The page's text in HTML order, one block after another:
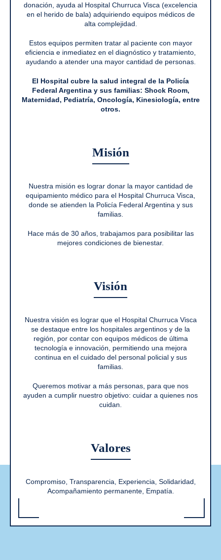
donación, ayuda al Hospital Churruca Visca (excelencia
en el herido de bala) adquiriendo equipos médicos de
alta complejidad.
Estos equipos permiten tratar al paciente con mayor
eficiencia e inmediatez en el diagnóstico y tratamiento,
ayudando a atender una mayor cantidad de personas.
El Hospital cubre la salud integral de la Policía
Federal Argentina y sus familias: Shock Room,
Maternidad, Pediatría, Oncología, Kinesiología, entre
otros.
Misión
Nuestra misión es lograr donar la mayor cantidad de
equipamiento médico para el Hospital Churruca Visca,
donde se atienden la Policía Federal Argentina y sus
familias.
Hace más de 30 años, trabajamos para posibilitar las
mejores condiciones de bienestar.
Visión
Nuestra visión es lograr que el Hospital Churruca Visca
se destaque entre los hospitales argentinos y de la
región, por contar con equipos médicos de última
tecnología e innovación, permitiendo una mejora
continua en el cuidado del personal policial y sus
familias.
Queremos motivar a más personas, para que nos
ayuden a cumplir nuestro objetivo: cuidar a quienes nos
cuidan.
Valores
Compromiso, Transparencia, Experiencia, Solidaridad,
Acompañamiento permanente, Empatía.